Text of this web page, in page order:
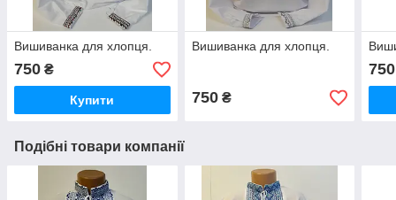
Вишиванка для хлопця.
750 ₴
Купити
Вишиванка для хлопця.
750₴
750
Подібні товари компанії